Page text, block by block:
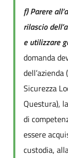
f) Parere
rilascio
e utilizzare
domanda
Sicurezza
Questura),
di
essere
custodia,